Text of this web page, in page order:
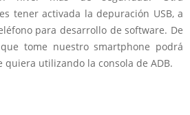
tener activada la depuración USB, a
para desarrollo de software. De
tome nuestro smartphone podrá
quiera utilizando la consola de ADB.